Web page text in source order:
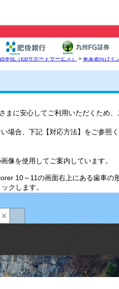
率化（EBサポートサービス） > 事業者向けイ
まに安心してご利用いただくため
場合、下記【対応方法】をご参照
像を使用してご案内しています。
10～11の画面右上にある歯車
クします。